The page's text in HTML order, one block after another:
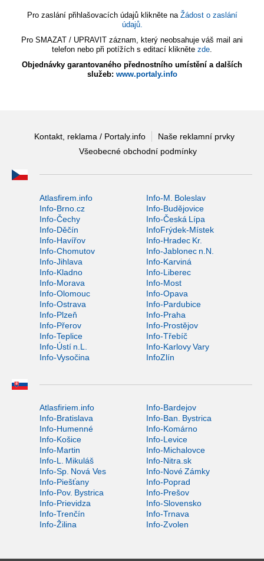
Pro zaslání přihlašovacích údajů klikněte na Žádost o zaslání
údajů.
Pro SMAZAT / UPRAVIT záznam, který neobsahuje váš mail ani
telefon nebo při potížích s editací klikněte zde.
Objednávky garantovaného přednostního umístění a dalších
služeb: www.portaly.info
Kontakt, reklama / Portaly.info
Naše reklamní prvky
Všeobecné obchodní podmínky
Atlasfirem.info
Info-M. Boleslav
Info-Brno.cz
Info-Budějovice
Info-Čechy
Info-Česká Lípa
Info-Děčín
InfoFrýdek-Místek
Info-Havířov
Info-Hradec Kr.
Info-Chomutov
Info-Jablonec n.N.
Info-Jihlava
Info-Karviná
Info-Kladno
Info-Liberec
Info-Morava
Info-Most
Info-Olomouc
Info-Opava
Info-Ostrava
Info-Pardubice
Info-Plzeň
Info-Praha
Info-Přerov
Info-Prostějov
Info-Teplice
Info-Třebíč
Info-Ústí n.L.
Info-Karlovy Vary
Info-Vysočina
InfoZlín
Atlasfiriem.info
Info-Bardejov
Info-Bratislava
Info-Ban. Bystrica
Info-Humenné
Info-Komárno
Info-Košice
Info-Levice
Info-Martin
Info-Michalovce
Info-L. Mikuláš
Info-Nitra.sk
Info-Sp. Nová Ves
Info-Nové Zámky
Info-Piešťany
Info-Poprad
Info-Pov. Bystrica
Info-Prešov
Info-Prievidza
Info-Slovensko
Info-Trenčín
Info-Trnava
Info-Žilina
Info-Zvolen